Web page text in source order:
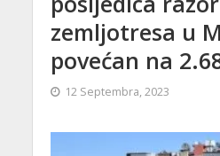
zemljotresa u
povećan na
12 Septembra, 2023